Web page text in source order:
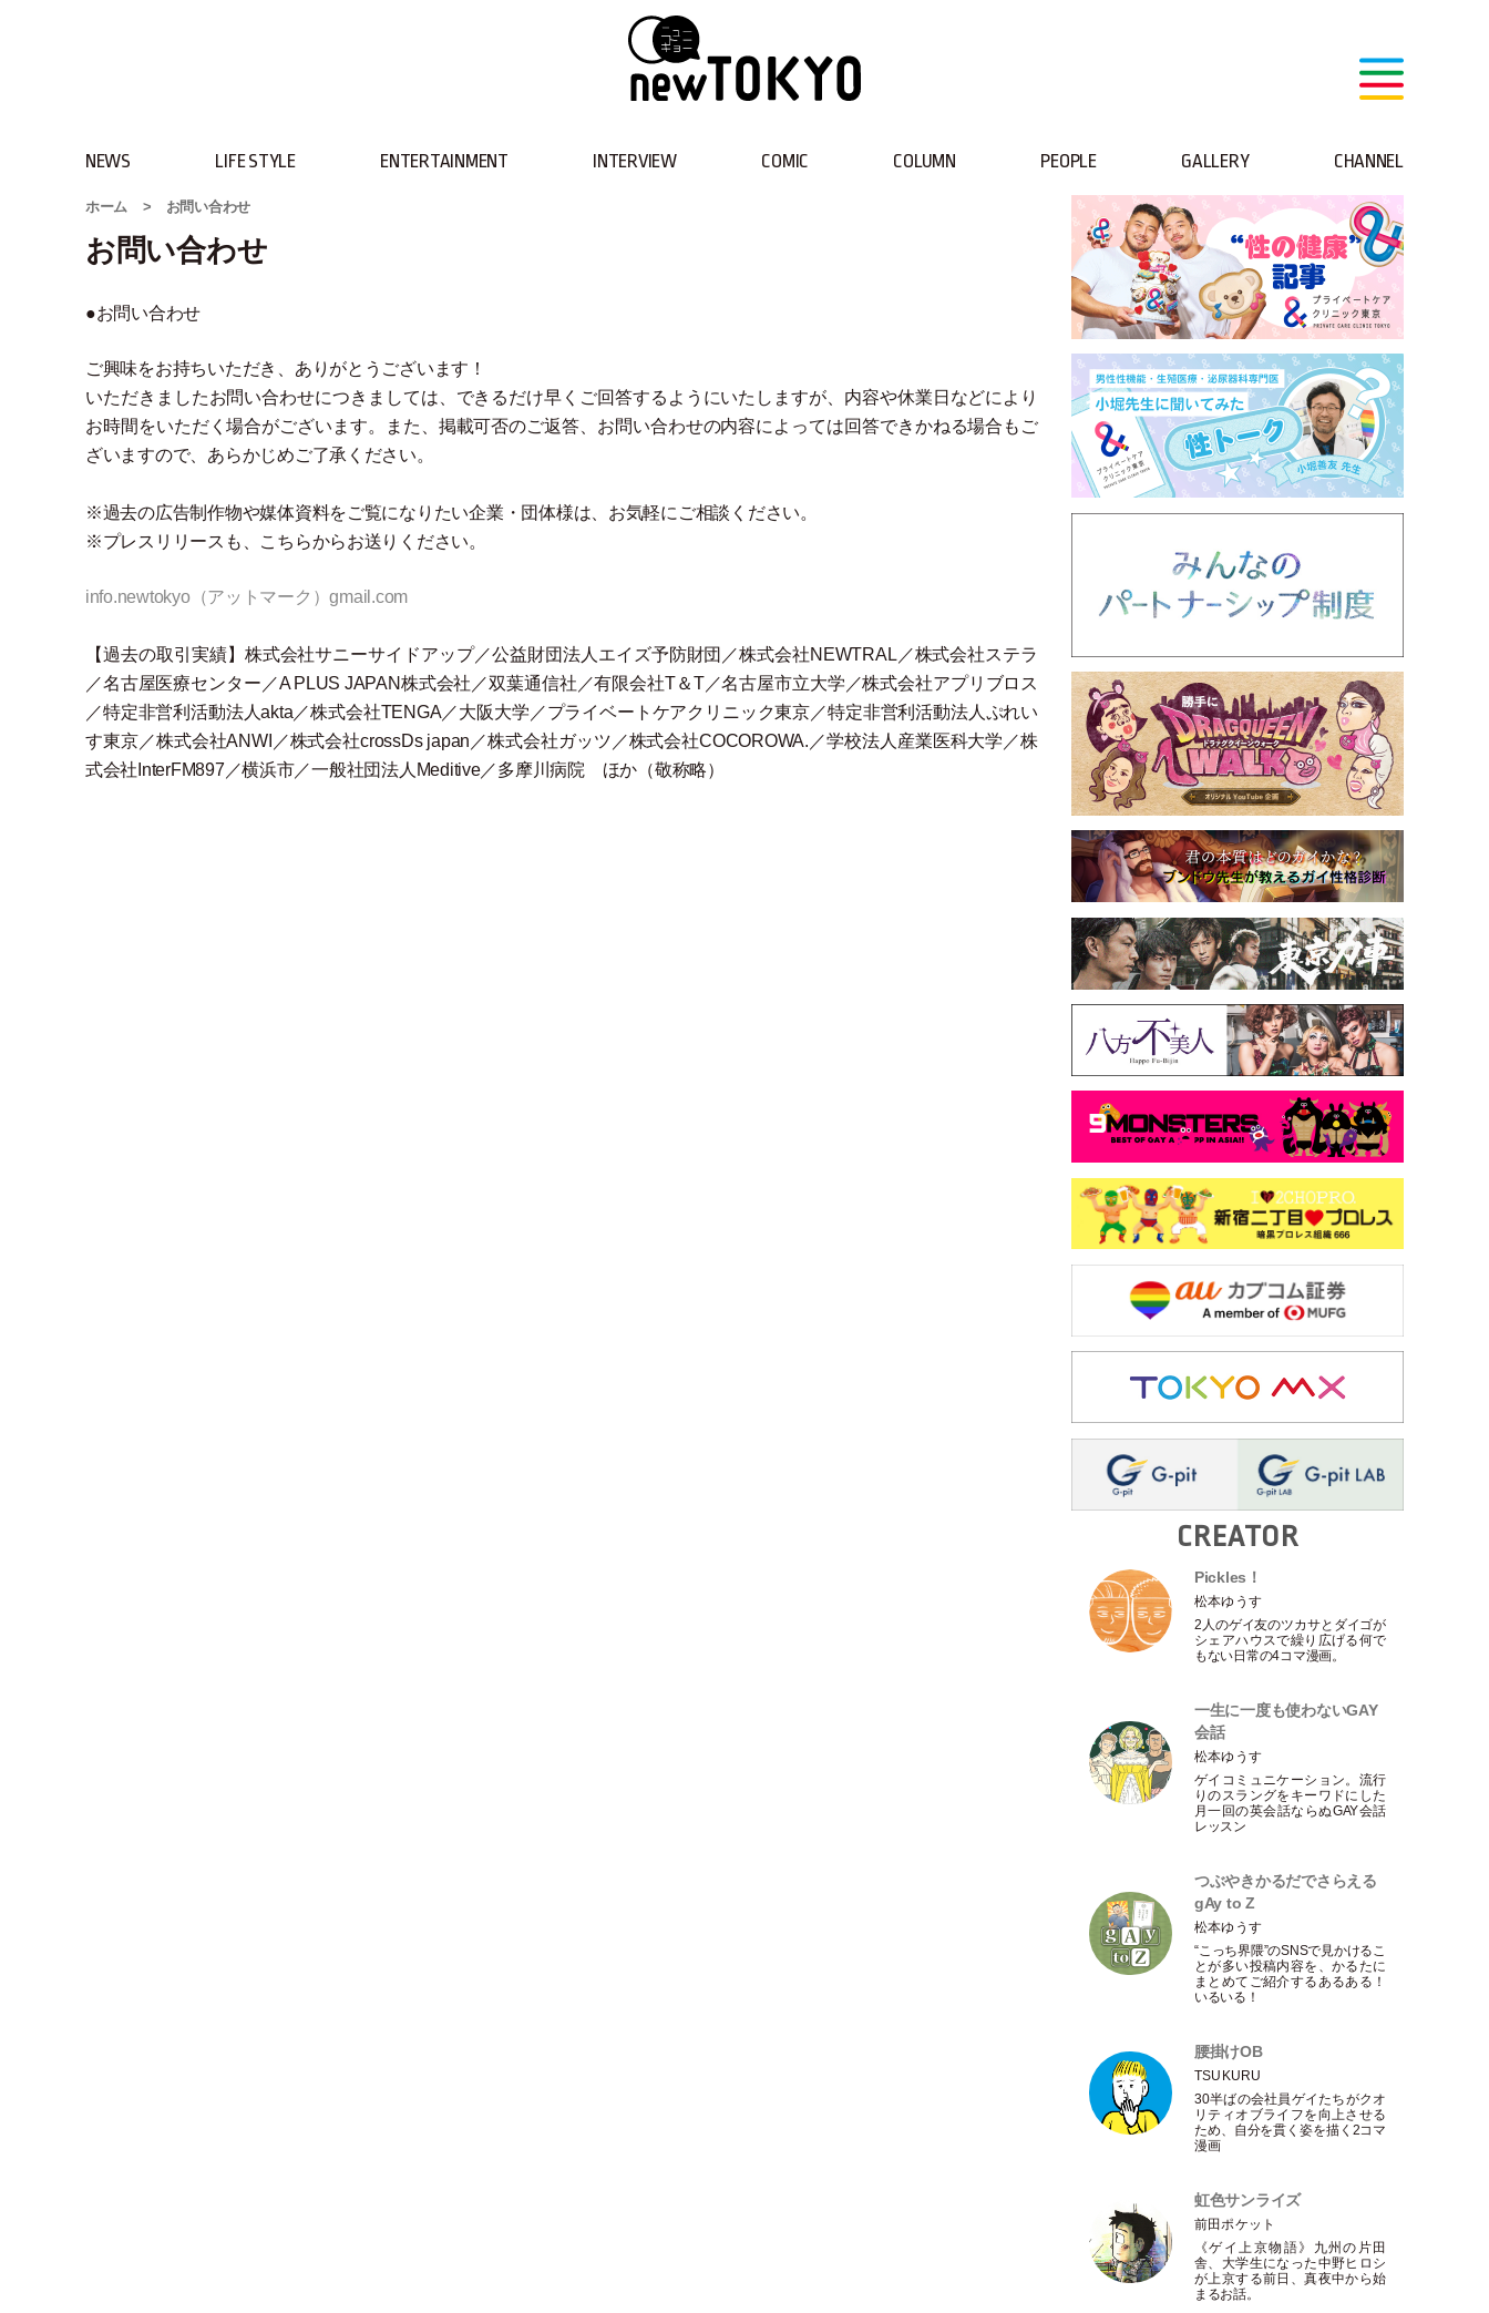
NEWS LIFE STYLE ENTERTAINMENT INTERVIEW COMIC COLUMN PEOPLE GALLERY CHANNEL
ホーム > お問い合わせ
お問い合わせ
●お問い合わせ
ご興味をお持ちいただき、ありがとうございます！
いただきましたお問い合わせにつきましては、できるだけ早くご回答するようにいたしますが、内容や休業日などにより
お時間をいただく場合がございます。また、掲載可否のご返答、お問い合わせの内容によっては回答できかねる場合もご
ざいますので、あらかじめご了承ください。
※過去の広告制作物や媒体資料をご覧になりたい企業 ・ 団体様は、お気軽にご相談ください。
※プレスリリースも、こちらからお送りください。
info.newtokyo（アットマーク ）gmail.com
【過去の取引実績】株式会社サニーサイドアップ／公益財団法人エイズ予防財団／株式会社NEWTRAL／株式会社ステラ
／名古屋医療センター／A PLUS JAPAN株式会社／双葉通信社／有限会社T＆T／名古屋市立大学／株式会社アプリブロス
／特定非営利活動法人akta／株式会社TENGA／大阪大学／プライベートケアクリニック東京／特定非営利活動法人ぷれい
す東京／株式会社ANWI／株式会社crossDs japan／株式会社ガッツ／株式会社COCOROWA.／学校法人産業医科大学／株
式会社InterFM897／横浜市／一般社団法人Meditive／多摩川病院 ほか （敬称略）
CREATOR
Pickles！
松本ゆうす
2人のゲイ友のツカサとダイゴが
シェアハウスで繰り広げる何で
もない日常の4コマ漫画。
一生に一度も使わないGAY
会話
松本ゆうす
ゲイコミュニケーション。流行
りのスラングをキーワドにした
月一回の英会話ならぬGAY会話
レッスン
つぶやきかるだでさらえる
gAy to Z
松本ゆうす
“こっち界隈”のSNSで見かけるこ
とが多い投稿内容を、かるたに
まとめてご紹介するあるある！
いるいる！
腰掛けOB
TSUKURU
30半ばの会社員ゲイたちがクオ
リティオブライフを向上させる
ため、自分を貫く姿を描く2コマ
漫画
虹色サンライズ
前田ポケット
《ゲイ上京物語》九州の片田
舎、大学生になった中野ヒロシ
が上京する前日、真夜中から始
まるお話。